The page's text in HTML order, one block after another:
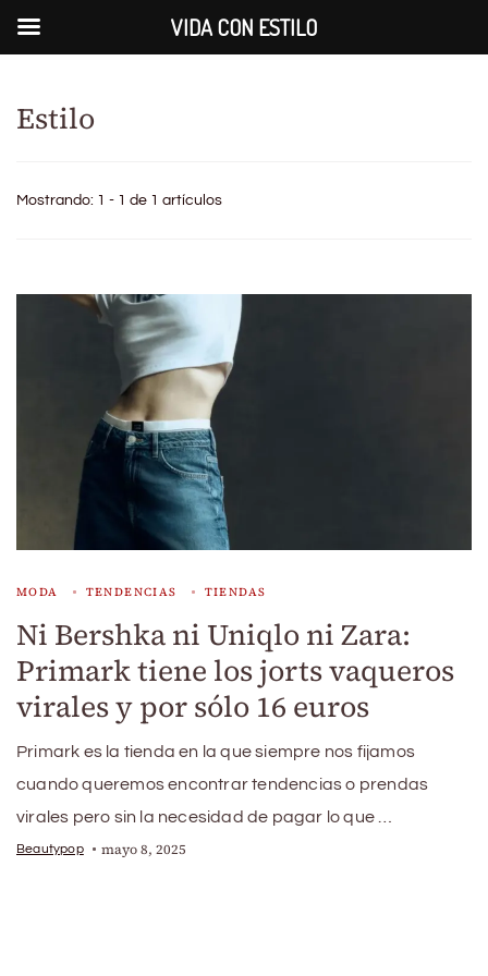
Estilo
Mostrando: 1 - 1 de 1 artículos
MODA TENDENCIAS TIENDAS
Ni Bershka ni Uniqlo ni Zara:
Primark tiene los jorts vaqueros
virales y por sólo 16 euros
Primark es la tienda en la que siempre nos fijamos
cuando queremos encontrar tendencias o prendas
virales pero sin la necesidad de pagar lo que …
Beautypop mayo 8, 2025
VIDA CON ESTILO